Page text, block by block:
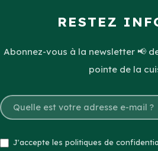
RESTEZ
Abonnez-vous à la newsletter 📢
pointe de la
J'accepte les politiques de